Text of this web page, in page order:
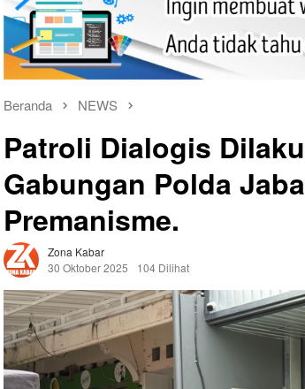
Beranda NEWS
Patroli Dialogis
Gabungan Polda
Premanisme.
Zona Kabar
30 Oktober 2025
104 Dilihat